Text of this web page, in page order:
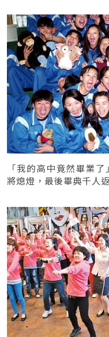
「我的高中竟然畢業
將熄燈，最後畢典千人